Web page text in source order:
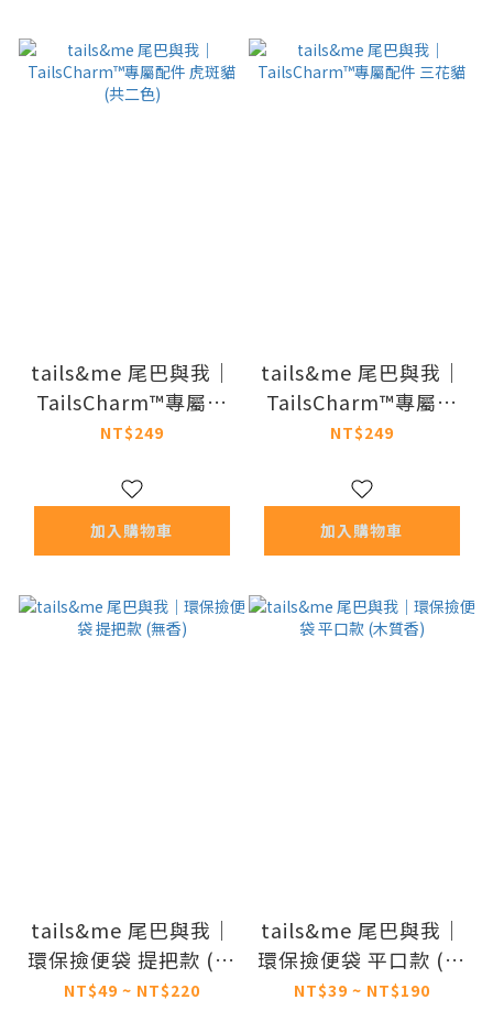
tails&me 尾巴與我｜
TailsCharm™專屬配
件 虎斑貓 (共二色)
NT$249
加入購物車
tails&me 尾巴與我｜
TailsCharm™專屬配
件 三花貓
NT$249
加入購物車
tails&me 尾巴與我｜
環保撿便袋 提把款 (無
香)
NT$49 ~ NT$220
tails&me 尾巴與我｜
環保撿便袋 平口款 (木
質香)
NT$39 ~ NT$190